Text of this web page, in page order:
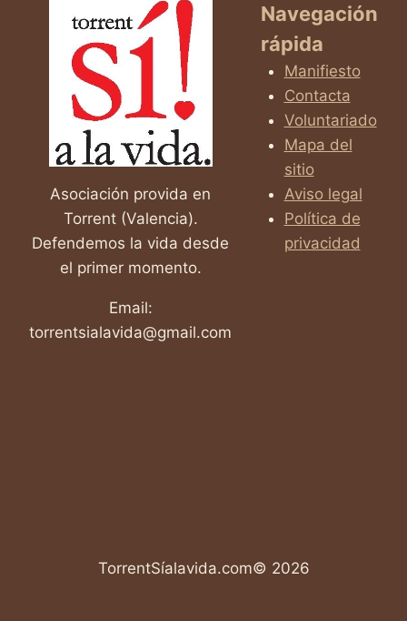
HIJA.”
—
EL
VIDEO
QUE
HACE
TEMBLAR
EL
LEMA
ABORTO
Asociación provida en
Torrent (Valencia).
Defendemos la vida desde
el primer momento.
Email:
torrentsialavida@gmail.com
Navegación
rápida
Manifiesto
Contacta
Voluntariado
Mapa del
sitio
Aviso legal
Política de
privacidad
TorrentSíalavida.com© 2026